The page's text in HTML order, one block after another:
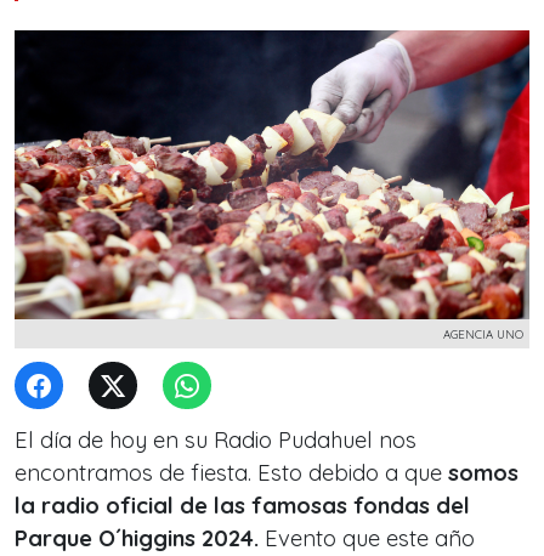
AGENCIA UNO
El día de hoy en su Radio Pudahuel nos
encontramos de fiesta. Esto debido a que somos
la radio oficial de las famosas fondas del
Parque O´higgins 2024. Evento que este año